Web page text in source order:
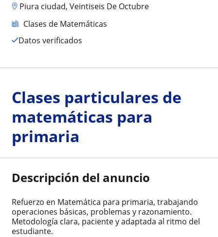
Piura ciudad, Veintiseis De Octubre
Clases de Matemáticas
Datos verificados
Clases particulares de
matemáticas para
primaria
Descripción del anuncio
Refuerzo en Matemática para primaria, trabajando
operaciones básicas, problemas y razonamiento.
Metodología clara, paciente y adaptada al ritmo del
estudiante.